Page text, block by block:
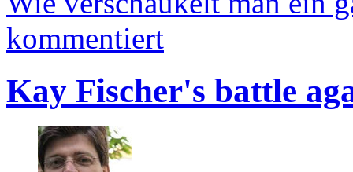
kommentiert
Kay Fischer's battle